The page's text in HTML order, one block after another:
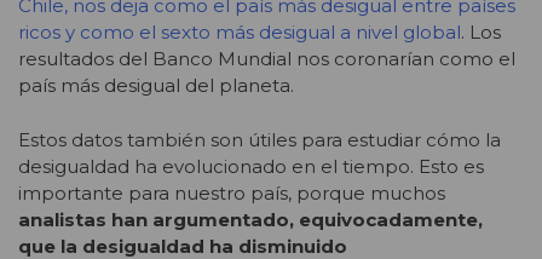
Chile, nos deja como el país más desigual entre países
ricos y como el sexto más desigual a nivel global. Los
resultados del Banco Mundial nos coronarían como el
país más desigual del planeta.
Estos datos también son útiles para estudiar cómo la
desigualdad ha evolucionado en el tiempo. Esto es
importante para nuestro país, porque muchos
analistas han argumentado, equivocadamente,
que la desigualdad ha disminuido